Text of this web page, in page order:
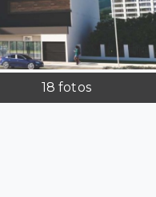
18 fotos